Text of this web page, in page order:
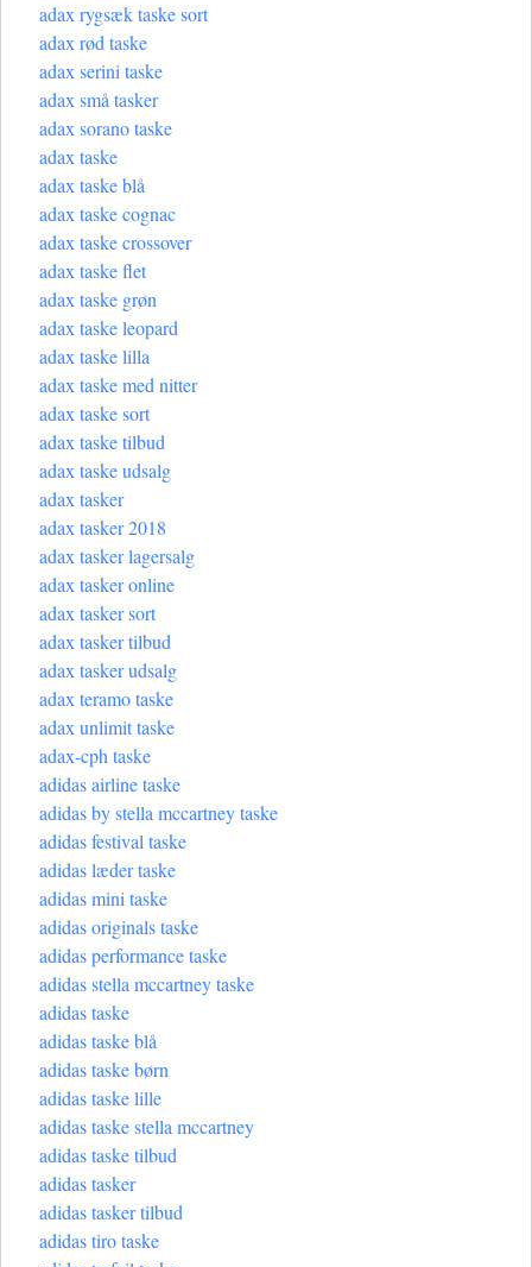
adax rygsæk taske sort
adax rød taske
adax serini taske
adax små tasker
adax sorano taske
adax taske
adax taske blå
adax taske cognac
adax taske crossover
adax taske flet
adax taske grøn
adax taske leopard
adax taske lilla
adax taske med nitter
adax taske sort
adax taske tilbud
adax taske udsalg
adax tasker
adax tasker 2018
adax tasker lagersalg
adax tasker online
adax tasker sort
adax tasker tilbud
adax tasker udsalg
adax teramo taske
adax unlimit taske
adax-cph taske
adidas airline taske
adidas by stella mccartney taske
adidas festival taske
adidas læder taske
adidas mini taske
adidas originals taske
adidas performance taske
adidas stella mccartney taske
adidas taske
adidas taske blå
adidas taske børn
adidas taske lille
adidas taske stella mccartney
adidas taske tilbud
adidas tasker
adidas tasker tilbud
adidas tiro taske